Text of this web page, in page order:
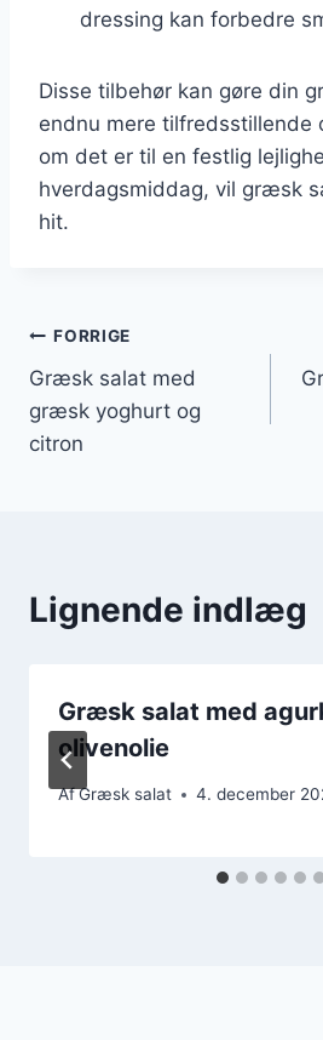
dressing kan forbedre
Disse tilbehør kan gøre din
endnu mere tilfredsstillende
om det er til en festlig
hverdagsmiddag, vil græsk
hit.
Indlægsnavigation
FORRIGE
Græsk salat med
græsk yoghurt og
citron
Lignende indlæg
Græsk salat med
olivenolie
AfGræsk salat 4. december